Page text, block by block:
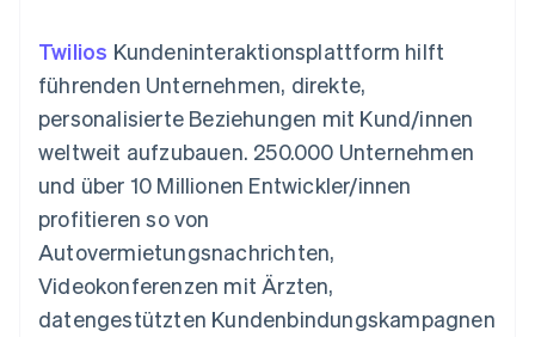
125
Zahlungen vor Ort
Authorization
Optimierung der
Autorisierungsraten
Beschleunigter
Bezahlvorgang
Connections
Verbundene
SaaS
Nach Branche
Creator Economy
Gaming
Bewirtung, Reisen und
Freizeit
Versicherungen
Abonnementverwaltung
nutzungsbasierte
Abrechnung um
Stablecoin-gestützte
Karten ausgeben: So
geht´s
Bereitstellung und
Verwaltung von
Diensten mit Agenten
Stripe Sessions
Karriere
Newsroom
Stripe Press
Sales-Team
kontaktieren
Partner werden
Twilios Kundeninteraktionsplattform hilft
führenden Unternehmen, direkte,
personalisierte Beziehungen mit Kund/innen
weltweit aufzubauen. 250.000 Unternehmen
und über 10 Millionen Entwickler/innen
profitieren so von
Autovermietungsnachrichten,
Videokonferenzen mit Ärzten,
datengestützten Kundenbindungskampagnen